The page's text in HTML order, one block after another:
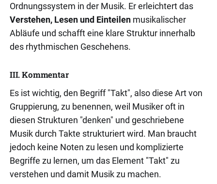
Ordnungssystem in der Musik. Er erleichtert das
Verstehen, Lesen und Einteilen musikalischer
Abläufe und schafft eine klare Struktur innerhalb
des rhythmischen Geschehens.
III. Kommentar
Es ist wichtig, den Begriff "Takt", also diese Art von
Gruppierung, zu benennen, weil Musiker oft in
diesen Strukturen "denken" und geschriebene
Musik durch Takte strukturiert wird. Man braucht
jedoch keine Noten zu lesen und komplizierte
Begriffe zu lernen, um das Element "Takt" zu
verstehen und damit Musik zu machen.